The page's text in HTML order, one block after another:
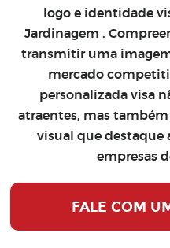
logo e identidade
Jardinagem .
transmitir uma
mercado
personalizada visa
atraentes, mas
visual que destaque
empresas
FALE COM